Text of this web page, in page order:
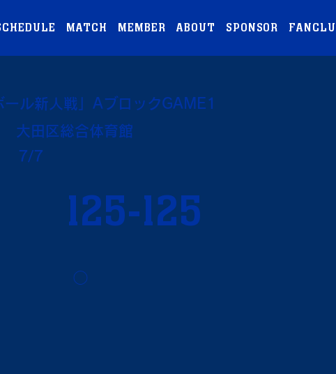
MATCH MEMBER ABOUT SPONSOR
7/7
◯
ル新人戦」AブロックGAME1
大田区総合体育館
125-125